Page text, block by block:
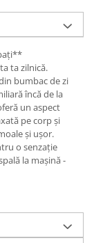
ta zilnică.
bumbac de zi
încă de la
un aspect
pe corp și
și ușor.
o senzație
la mașină -